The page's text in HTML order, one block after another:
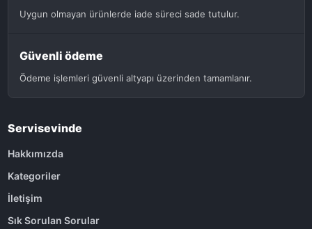
Uygun olmayan ürünlerde iade süreci sade tutulur.
Güvenli ödeme
Ödeme işlemleri güvenli altyapı üzerinden tamamlanır.
Servisevinde
Hakkımızda
Kategoriler
İletişim
Sık Sorulan Sorular